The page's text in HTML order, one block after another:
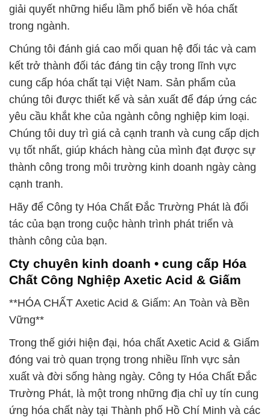
giải quyết những hiểu lầm phổ biến về hóa chất
trong ngành.
Chúng tôi đánh giá cao mối quan hệ đối tác và cam
kết trở thành đối tác đáng tin cậy trong lĩnh vực
cung cấp hóa chất tại Việt Nam. Sản phẩm của
chúng tôi được thiết kế và sản xuất để đáp ứng các
yêu cầu khắt khe của ngành công nghiệp kim loại.
Chúng tôi duy trì giá cả cạnh tranh và cung cấp dịch
vụ tốt nhất, giúp khách hàng của mình đạt được sự
thành công trong môi trường kinh doanh ngày càng
cạnh tranh.
Hãy để Công ty Hóa Chất Đắc Trường Phát là đối
tác của bạn trong cuộc hành trình phát triển và
thành công của bạn.
Cty chuyên kinh doanh • cung cấp Hóa
Chất Công Nghiệp Axetic Acid & Giấm
**HÓA CHẤT Axetic Acid & Giấm: An Toàn và Bền
Vững**
Trong thế giới hiện đại, hóa chất Axetic Acid & Giấm
đóng vai trò quan trọng trong nhiều lĩnh vực sản
xuất và đời sống hàng ngày. Công ty Hóa Chất Đắc
Trường Phát, là một trong những địa chỉ uy tín cung
ứng hóa chất này tại Thành phố Hồ Chí Minh và các